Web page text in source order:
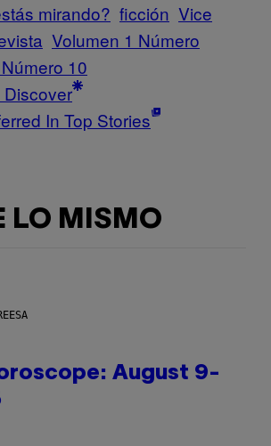
mirando? ficción Vice
Volumen 1 Número
10
In Top Stories
LO MISMO
August 9-